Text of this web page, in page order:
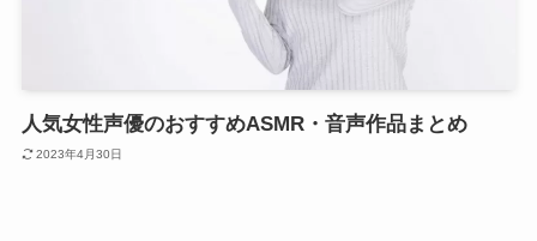
人気女性声優のおすすめASMR・音声作品まとめ
2023年4月30日